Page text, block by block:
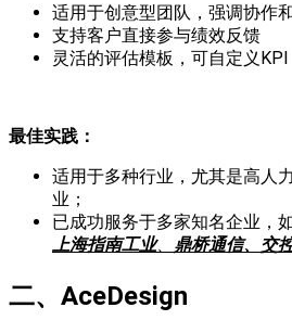
适用于创意型团队，强调协作
支持客户直接参与绩效反馈
灵活的评估模板，可自定义KPI
最佳实践 ：
适用于多种行业，尤其是高人
业；
已成功服务于多家知名企业，
上海指南工业、 鼎桥通信、 交
二、 AceDesign